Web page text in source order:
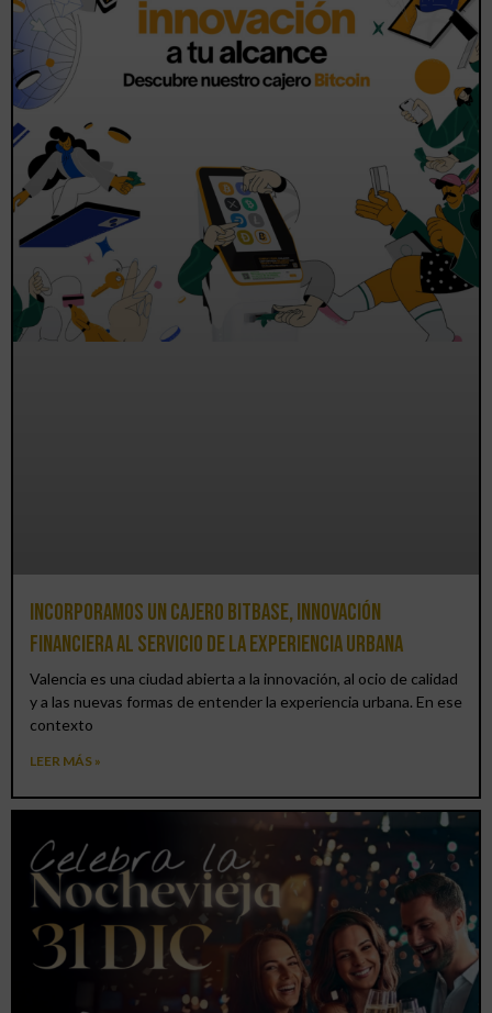
Incorporamos un cajero BitBase, innovación
financiera al servicio de la experiencia urbana
Valencia es una ciudad abierta a la innovación, al ocio de calidad
y a las nuevas formas de entender la experiencia urbana. En ese
contexto
LEER MÁS »